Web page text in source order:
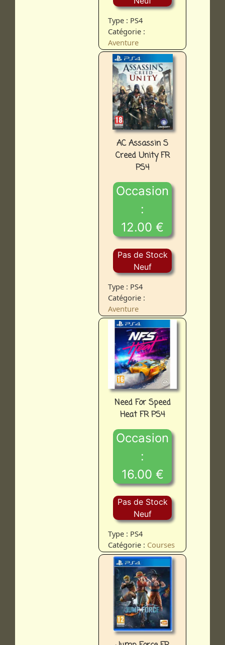
Type : PS4
Catégorie :
Aventure
AC Assassin S
Creed Unity FR
PS4
Occasion
:
12.00 €
Pas de Stock
Neuf
Type : PS4
Catégorie :
Aventure
Need For Speed
Heat FR PS4
Occasion
:
16.00 €
Pas de Stock
Neuf
Type : PS4
Catégorie : Courses